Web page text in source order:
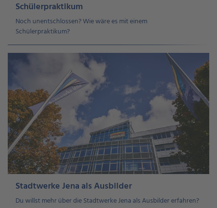
Schülerpraktikum
Noch unentschlossen? Wie wäre es mit einem
Schülerpraktikum?
Stadtwerke Jena als Ausbilder
Du willst mehr über die Stadtwerke Jena als Ausbilder erfahren?